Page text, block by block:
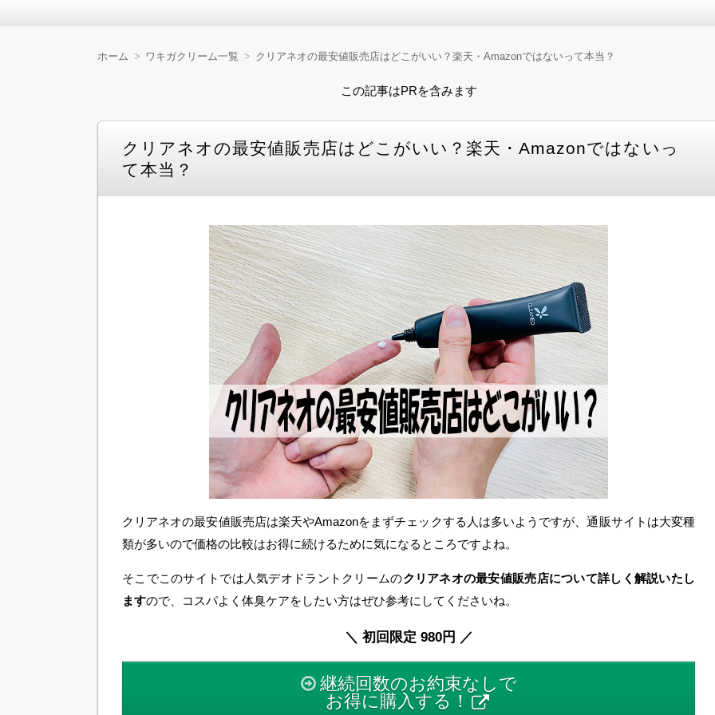
ワキガクリームの人気おすすめ10選！【2025年最新】比
証していきます。 効果的な成分や使い心地、コスパなど、徹底的に調べた情報を元に、口コミや評価も参考にし
ホーム ワキガクリーム一覧 クリアネオの最安値販売店はどこがいい？楽天・Amazonではないって本当？
この記事はPRを含みます
クリアネオの最安値販売店はどこがいい？楽天・Amazonではないっ
て本当？
クリアネオの最安値販売店は楽天やAmazonをまずチェックする人は多いようですが、通販サイトは大変種
類が多いので価格の比較はお得に続けるために気になるところですよね。
そこでこのサイトでは人気デオドラントクリームのクリアネオの最安値販売店について詳しく解説いたし
ますので、コスパよく体臭ケアをしたい方はぜひ参考にしてくださいね。
＼ 初回限定 980円 ／
継続回数のお約束なしで
お得に購入する！